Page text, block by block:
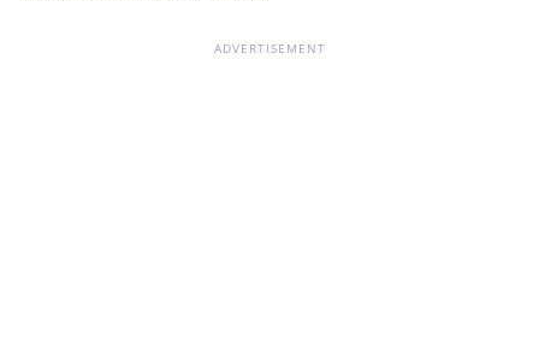
ADVERTISEMENT